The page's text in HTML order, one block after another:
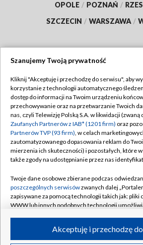
OPOLE / POZNAŃ /
SZCZECIN / WARSZAWA /
TVP
Abonament TVP
Emisja w TVP
Centrum informacji TVP
Naziemna Telewizja Cyfrowa
Rada Programowa
System NOS
Informacje o nadawcy
Program dla prasy
Regulamin TVP
Polityka
Moje zgody
Pomoc
Kontakt
Kanały
Szanujemy Twoją prywatność
Kliknij "Akceptuję i przechodzę do serwisu", aby
korzystanie z technologii automatycznego
dostęp do informacji na Twoim urządzeniu
przechowywanie oraz na przetwarzanie Twoich
nas, czyli Telewizję Polską S.A. w likwidacji (zwaną
Zaufanych Partnerów z IAB* (1201 firm) oraz
Partnerów TVP (93 firm), w celach
zautomatyzowanego dopasowania reklam do
mierzenia ich skuteczności) i pozostałych, które
także zgody na udostępnianie przez nas
Twoje dane osobowe zbierane podczas
poszczególnych serwisówzwanych dalej
zapisywane za pomocą technologii takich jak: pliki
WWW lub innych podobnych technologii
ruchu w Internecie.Akceptuję i przechodzę